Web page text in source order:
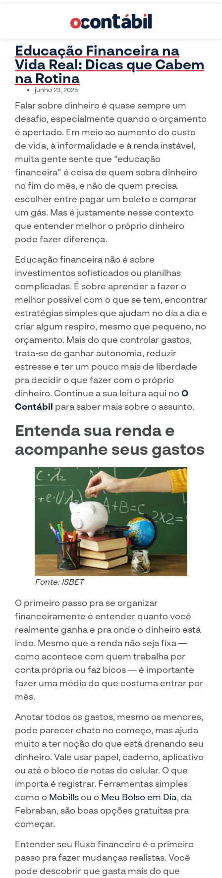
Educação Financeira na
Vida Real: Dicas que Cabem
na Rotina
junho 23, 2025
Falar sobre dinheiro é quase sempre um
desafio, especialmente quando o orçamento
é apertado. Em meio ao aumento do custo
de vida, à informalidade e à renda instável,
muita gente sente que “educação
financeira” é coisa de quem sobra dinheiro
no fim do mês, e não de quem precisa
escolher entre pagar um boleto e comprar
um gás. Mas é justamente nesse contexto
que entender melhor o próprio dinheiro
pode fazer diferença.
Educação financeira não é sobre
investimentos sofisticados ou planilhas
complicadas. É sobre aprender a fazer o
melhor possível com o que se tem, encontrar
estratégias simples que ajudam no dia a dia e
criar algum respiro, mesmo que pequeno, no
orçamento. Mais do que controlar gastos,
trata-se de ganhar autonomia, reduzir
estresse e ter um pouco mais de liberdade
pra decidir o que fazer com o próprio
dinheiro. Continue a sua leitura aqui noO
Contábil para saber mais sobre o assunto.
Entenda sua renda e
acompanhe seus gastos
Fonte: ISBET
O primeiro passo pra se organizar
financeiramente é entender quanto você
realmente ganha e pra onde o dinheiro está
indo. Mesmo que a renda não seja fixa —
como acontece com quem trabalha por
conta própria ou faz bicos — é importante
fazer uma média do que costuma entrar por
mês.
Anotar todos os gastos, mesmo os menores,
pode parecer chato no começo, mas ajuda
muito a ter noção do que está drenando seu
dinheiro. Vale usar papel, caderno, aplicativo
ou até o bloco de notas do celular. O que
importa é registrar. Ferramentas simples
como o Mobillsou o Meu Bolso em Dia, da
Febraban, são boas opções gratuitas pra
começar.
Entender seu fluxo financeiro é o primeiro
passo pra fazer mudanças realistas. Você
pode descobrir que gasta mais do que